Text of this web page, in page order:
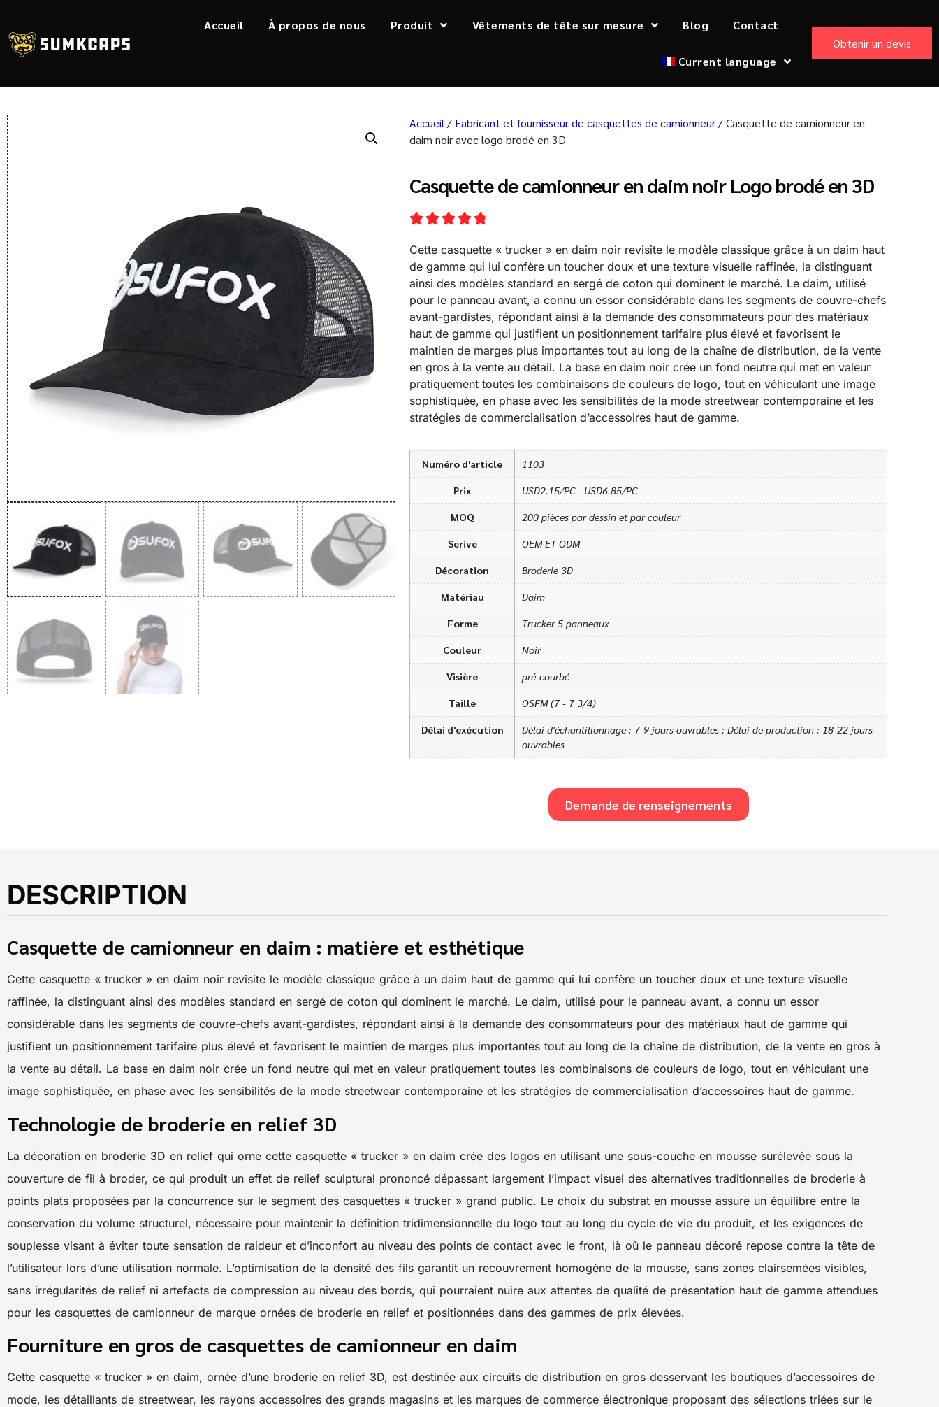
Accueil À propos de nous Produit Vêtements de tête sur mesure Blog Contact
Current language
Obtenir un devis
Accueil/ Fabricant et fournisseur de casquettes de camionneur/ Casquette de camionneur en
daim noir avec logo brodé en 3D
Casquette de camionneur en daim noir Logo brodé en 3D
Cette casquette « trucker » en daim noir revisite le modèle classique grâce à un daim haut
de gamme qui lui confère un toucher doux et une texture visuelle raffinée, la distinguant
ainsi des modèles standard en sergé de coton qui dominent le marché. Le daim, utilisé
pour le panneau avant, a connu un essor considérable dans les segments de couvre-chefs
avant-gardistes, répondant ainsi à la demande des consommateurs pour des matériaux
haut de gamme qui justifient un positionnement tarifaire plus élevé et favorisent le
maintien de marges plus importantes tout au long de la chaîne de distribution, de la vente
en gros à la vente au détail. La base en daim noir crée un fond neutre qui met en valeur
pratiquement toutes les combinaisons de couleurs de logo, tout en véhiculant une image
sophistiquée, en phase avec les sensibilités de la mode streetwear contemporaine et les
stratégies de commercialisation d’accessoires haut de gamme.
Numéro d'article 1103
Prix USD2.15/PC - USD6.85/PC
MOQ 200 pièces par dessin et par couleur
Serive OEM ET ODM
Décoration Broderie 3D
Matériau Daim
Forme Trucker 5 panneaux
Couleur Noir
Visière pré-courbé
Taille OSFM (7 - 7 3/4)
Délai d'exécution
Délai d'échantillonnage : 7-9 jours ouvrables ; Délai de production : 18-22 jours
ouvrables
Demande de renseignements
DESCRIPTION
Casquette de camionneur en daim : matière et esthétique
Cette casquette « trucker » en daim noir revisite le modèle classique grâce à un daim haut de gamme qui lui confère un toucher doux et une texture visuelle
raffinée, la distinguant ainsi des modèles standard en sergé de coton qui dominent le marché. Le daim, utilisé pour le panneau avant, a connu un essor
considérable dans les segments de couvre-chefs avant-gardistes, répondant ainsi à la demande des consommateurs pour des matériaux haut de gamme qui
justifient un positionnement tarifaire plus élevé et favorisent le maintien de marges plus importantes tout au long de la chaîne de distribution, de la vente en gros à
la vente au détail. La base en daim noir crée un fond neutre qui met en valeur pratiquement toutes les combinaisons de couleurs de logo, tout en véhiculant une
image sophistiquée, en phase avec les sensibilités de la mode streetwear contemporaine et les stratégies de commercialisation d’accessoires haut de gamme.
Technologie de broderie en relief 3D
La décoration en broderie 3D en relief qui orne cette casquette « trucker » en daim crée des logos en utilisant une sous-couche en mousse surélevée sous la
couverture de fil à broder, ce qui produit un effet de relief sculptural prononcé dépassant largement l’impact visuel des alternatives traditionnelles de broderie à
points plats proposées par la concurrence sur le segment des casquettes « trucker » grand public. Le choix du substrat en mousse assure un équilibre entre la
conservation du volume structurel, nécessaire pour maintenir la définition tridimensionnelle du logo tout au long du cycle de vie du produit, et les exigences de
souplesse visant à éviter toute sensation de raideur et d’inconfort au niveau des points de contact avec le front, là où le panneau décoré repose contre la tête de
l’utilisateur lors d’une utilisation normale. L’optimisation de la densité des fils garantit un recouvrement homogène de la mousse, sans zones clairsemées visibles,
sans irrégularités de relief ni artefacts de compression au niveau des bords, qui pourraient nuire aux attentes de qualité de présentation haut de gamme attendues
pour les casquettes de camionneur de marque ornées de broderie en relief et positionnées dans des gammes de prix élevées.
Fourniture en gros de casquettes de camionneur en daim
Cette casquette « trucker » en daim, ornée d’une broderie en relief 3D, est destinée aux circuits de distribution en gros desservant les boutiques d’accessoires de
mode, les détaillants de streetwear, les rayons accessoires des grands magasins et les marques de commerce électronique proposant des sélections triées sur le